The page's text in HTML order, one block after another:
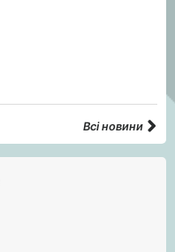
Всі новини